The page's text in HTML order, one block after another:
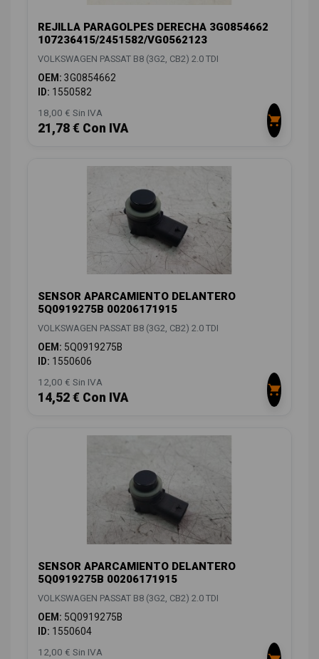
REJILLA PARAGOLPES DERECHA 3G0854662
107236415/2451582/VG0562123
VOLKSWAGEN PASSAT B8 (3G2, CB2) 2.0 TDI
OEM: 3G0854662
ID: 1550582
18,00 € Sin IVA
21,78 € Con IVA
SENSOR APARCAMIENTO DELANTERO
5Q0919275B 00206171915
VOLKSWAGEN PASSAT B8 (3G2, CB2) 2.0 TDI
OEM: 5Q0919275B
ID: 1550606
12,00 € Sin IVA
14,52 € Con IVA
SENSOR APARCAMIENTO DELANTERO
5Q0919275B 00206171915
VOLKSWAGEN PASSAT B8 (3G2, CB2) 2.0 TDI
OEM: 5Q0919275B
ID: 1550604
12,00 € Sin IVA